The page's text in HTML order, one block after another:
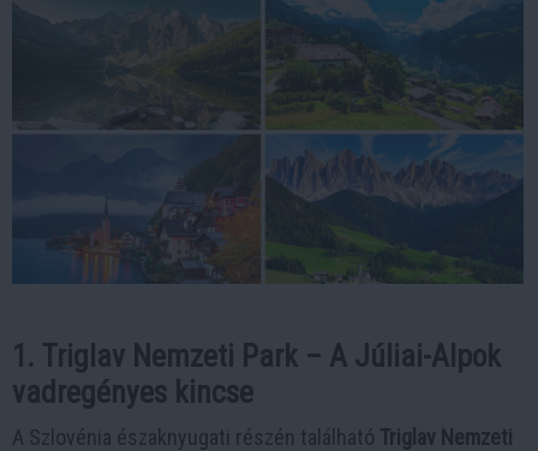
1. Triglav Nemzeti Park – A Júliai-Alpok
vadregényes kincse
A Szlovénia északnyugati részén található Triglav Nemzeti